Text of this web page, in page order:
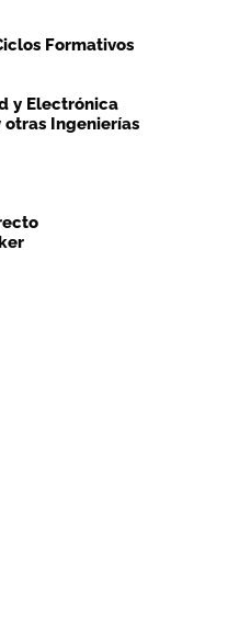
Formativos
y Electrónica
otras Ingenierías